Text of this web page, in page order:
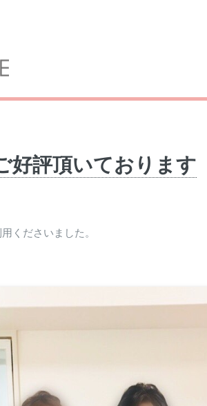
好評頂いております
くださいました。